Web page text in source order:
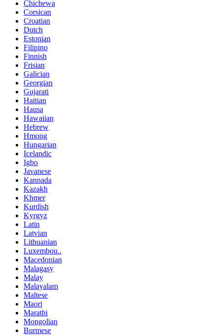
Chichewa
Corsican
Croatian
Dutch
Estonian
Filipino
Finnish
Frisian
Galician
Georgian
Gujarati
Haitian
Hausa
Hawaiian
Hebrew
Hmong
Hungarian
Icelandic
Igbo
Javanese
Kannada
Kazakh
Khmer
Kurdish
Kyrgyz
Latin
Latvian
Lithuanian
Luxembou..
Macedonian
Malagasy
Malay
Malayalam
Maltese
Maori
Marathi
Mongolian
Burmese